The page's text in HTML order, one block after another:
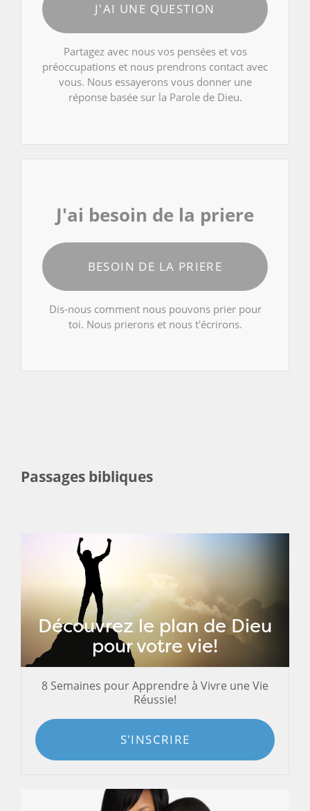
J'AI UNE QUESTION
Partagez avec nous vos pensées et vos
préoccupations et nous prendrons contact avec
vous. Nous essayerons vous donner une
réponse basée sur la Parole de Dieu.
J'ai besoin de la priere
BESOIN DE LA PRIERE
Dis-nous comment nous pouvons prier pour
toi. Nous prierons et nous t'écrirons.
Passages bibliques
Découvrez le plan de Dieu
pour votre vie!
8 Semaines pour Apprendre à Vivre une Vie
Réussie!
S'INSCRIRE